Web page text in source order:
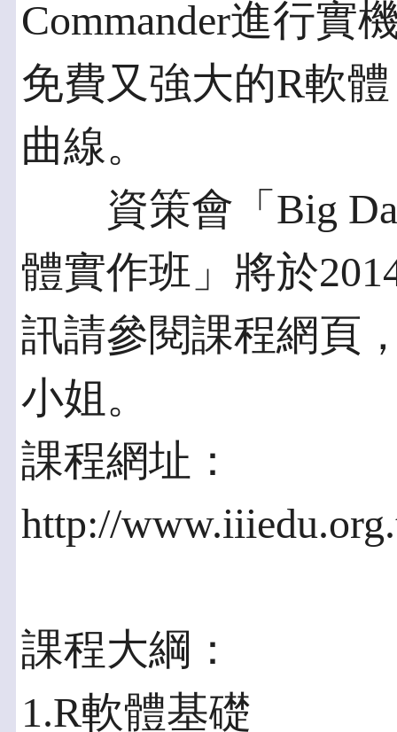
Commander進行實
免費又強大的R軟
曲線。
資策會「Big
體實作班」將於
訊請參閱課程網頁
小姐。
課程網址：
http://
課程大綱：
1.R軟體基礎